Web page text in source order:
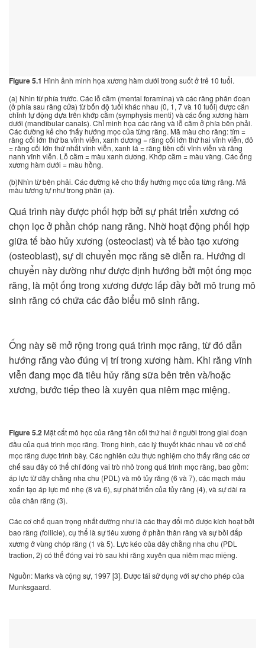
Figure5.1 Hình ảnh minh họa xương hàm dưới trong suốt ở trẻ 10 tuổi.
(a) Nhìn từ phía trước. Các lỗ cằm (mental foramina) và các răng phân đoạn
(ở phía sau răng cửa) từ bốn độ tuổi khác nhau (0, 1, 7 và 10 tuổi) được căn
chỉnh tự động dựa trên khớp cằm (symphysis menti) và các ống xương hàm
dưới (mandibular canals). Chỉ minh họa các răng và lỗ cằm ở phía bên phải.
Các đường kẻ cho thấy hướng mọc của từng răng. Mã màu cho răng: tím =
răng cối lớn thứ ba vĩnh viễn, xanh dương = răng cối lớn thứ hai vĩnh viễn, đỏ
= răng cối lớn thứ nhất vĩnh viễn, xanh lá = răng tiền cối vĩnh viễn và răng
nanh vĩnh viễn. Lỗ cằm = màu xanh dương. Khớp cằm = màu vàng. Các ống
xương hàm dưới = màu hồng.
(b)Nhìn từ bên phải. Các đường kẻ cho thấy hướng mọc của từng răng. Mã
màu tương tự như trong phần (a).
Quá trình này được phối hợp bởi sự phát triển xương có
chọn lọc ở phần chóp nang răng. Nhờ hoạt động phối hợp
giữa tế bào hủy xương (osteoclast) và tế bào tạo xương
(osteoblast), sự di chuyển mọc răng sẽ diễn ra. Hướng di
chuyển này dường như được định hướng bởi một ống mọc
răng, là một ống trong xương được lấp đầy bởi mô trung mô
sinh răng có chứa các đảo biểu mô sinh răng.
Ống này sẽ mở rộng trong quá trình mọc răng, từ đó dẫn
hướng răng vào đúng vị trí trong xương hàm. Khi răng vĩnh
viễn đang mọc đã tiêu hủy răng sữa bên trên và/hoặc
xương, bước tiếp theo là xuyên qua niêm mạc miệng.
Figure 5.2 Mặt cắt mô học của răng tiền cối thứ hai ở người trong giai đoạn
đầu của quá trình mọc răng. Trong hình, các lý thuyết khác nhau về cơ chế
mọc răng được trình bày. Các nghiên cứu thực nghiệm cho thấy rằng các cơ
chế sau đây có thể chỉ đóng vai trò nhỏ trong quá trình mọc răng, bao gồm:
áp lực từ dây chằng nha chu (PDL) và mô tủy răng (6 và 7), các mạch máu
xoắn tạo áp lực mô nhẹ (8 và 6), sự phát triển của tủy răng (4), và sự dài ra
của chân răng (3).
Các cơ chế quan trọng nhất dường như là các thay đổi mô được kích hoạt bởi
bao răng (follicle), cụ thể là sự tiêu xương ở phần thân răng và sự bồi đắp
xương ở vùng chóp răng (1 và 5). Lực kéo của dây chằng nha chu (PDL
traction, 2) có thể đóng vai trò sau khi răng xuyên qua niêm mạc miệng.
Nguồn: Marks và cộng sự, 1997 [3]. Được tái sử dụng với sự cho phép của
Munksgaard.